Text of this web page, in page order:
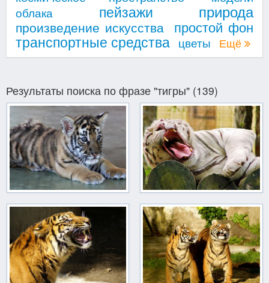
облака пейзажи природа
произведение искусства простой фон
транспортные средства цветы Ещё
Результаты поиска по фразе "тигры" (139)